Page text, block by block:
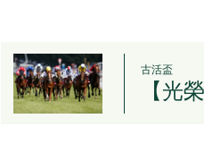
古活盃
【光